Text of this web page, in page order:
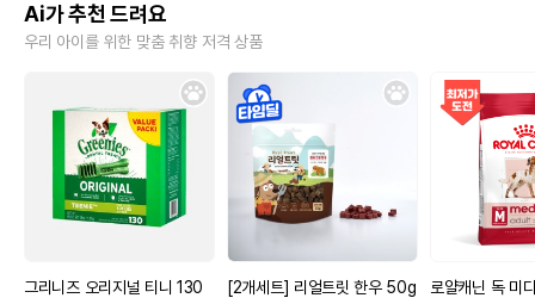
Ai가 추천 드려요
우리 아이를 위한 맞춤 취향 저격 상품
그리니즈 오리지널 티니 130
[2개세트] 리얼트릿 한우 50g
로얄캐닌 독 미